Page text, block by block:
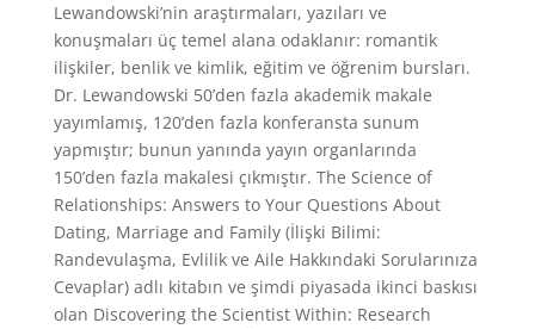
Lewandowski’nin araştırmaları, yazıları ve
konuşmaları üç temel alana odaklanır: romantik
ilişkiler, benlik ve kimlik, eğitim ve öğrenim bursları.
Dr. Lewandowski 50’den fazla akademik makale
yayımlamış, 120’den fazla konferansta sunum
yapmıştır; bunun yanında yayın organlarında
150’den fazla makalesi çıkmıştır. The Science of
Relationships: Answers to Your Questions About
Dating, Marriage and Family (İlişki Bilimi:
Randevulaşma, Evlilik ve Aile Hakkındaki Sorularınıza
Cevaplar) adlı kitabın ve şimdi piyasada ikinci baskısı
olan Discovering the Scientist Within: Research